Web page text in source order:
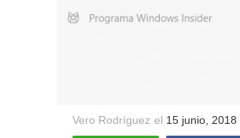
Vero Rodríguez el 15 junio, 2018